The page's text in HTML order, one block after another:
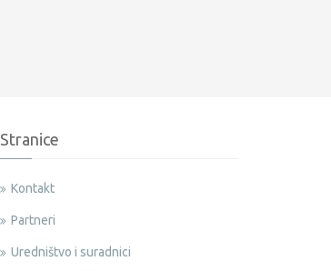
Stranice
Kontakt
Partneri
Uredništvo i suradnici